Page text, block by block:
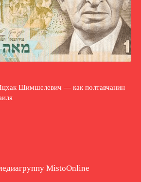
Шимшелевич — как полтавчанин
MistoOnline